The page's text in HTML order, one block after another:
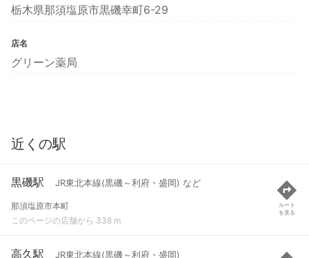
栃木県那須塩原市黒磯幸町6-29
店名
グリーン薬局
近くの駅
黒磯駅 JR東北本線(黒磯～利府・盛岡) など
那須塩原市本町
このページの店舗から 338 m
ルート
を見る
高久駅 JR東北本線(黒磯～利府・盛岡)